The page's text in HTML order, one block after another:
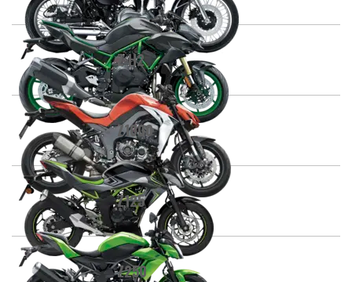
Z H2
Z1000
Z125
Z250